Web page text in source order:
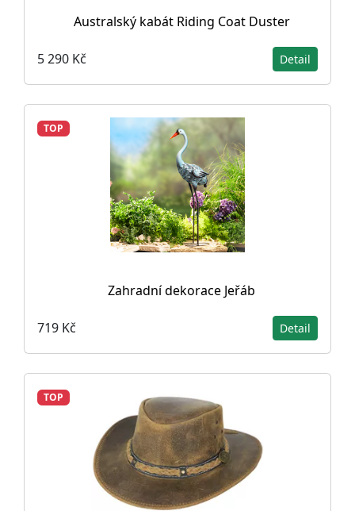
Australský kabát Riding Coat Duster
5 290 Kč Detail
TOP
Zahradní dekorace Jeřáb
719 Kč Detail
TOP